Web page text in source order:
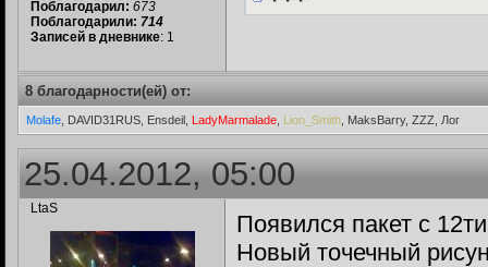
Поблагодарил: 673
Поблагодарили: 714
Записей в дневнике: 1
8 благодарности(ей) от:
Molafe , DAVID31RUS, Ensdeil, LadyMarmalade Lion_Smith , MaksBarry, ZZZ, Лог
25.04.2012, 05:00
LtaS
Появился пакет с
Новый точечный